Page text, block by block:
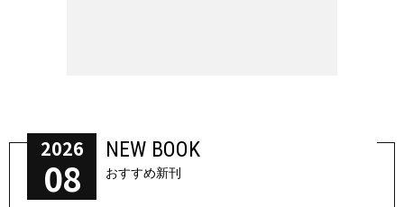
2026
08
NEW BOOK
おすすめ新刊